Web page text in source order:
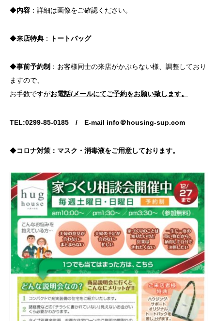
◆内容 ：詳細は画像をご確認ください。
◆来店特典 ： トートバッグ
◆事前予約制 ：お客様同士の来店がかぶらない様、調整しており
ますので、
お手数ですがお電話/メールにてご予約をお願い致します。
TEL:0299-85-0185 / E-mail info＠housing-sup.com
◆コロナ対策：マスク・消毒液をご用意しております。